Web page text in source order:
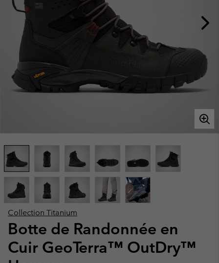
Collection Titanium
Botte de Randonnée en
Cuir GeoTerra™ OutDry™